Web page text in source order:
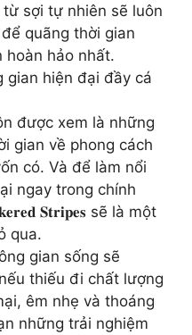
sợi tự nhiên sẽ luôn
quãng thời gian
hoàn hảo nhất.
gian hiện đại đầy cá
được xem là những
gian về phong cách
có. Và để làm nổi
ngay trong chính
𝐒𝐭𝐫𝐢𝐩𝐞𝐬 sẽ là một
qua.
gian sống sẽ
thiếu đi chất lượng
êm nhẹ và thoáng
những trải nghiệm